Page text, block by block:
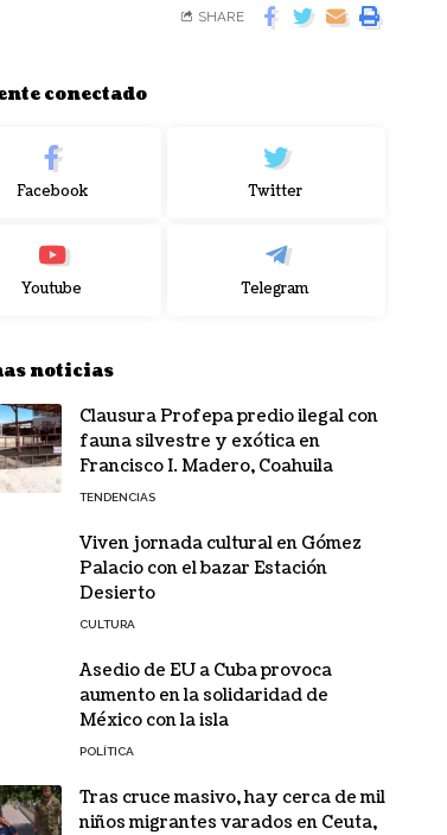
SHARE
conectado
Facebook Twitter
Youtube Telegram
noticias
Clausura Profepa predio ilegal con
fauna silvestre y exótica en
Francisco I. Madero, Coahuila
TENDENCIAS
Viven jornada cultural en Gómez
Palacio con el bazar Estación
Desierto
CULTURA
Asedio de EU a Cuba provoca
aumento en la solidaridad de
México con la isla
POLÍTICA
Tras cruce masivo, hay cerca de mil
niños migrantes varados en Ceuta,